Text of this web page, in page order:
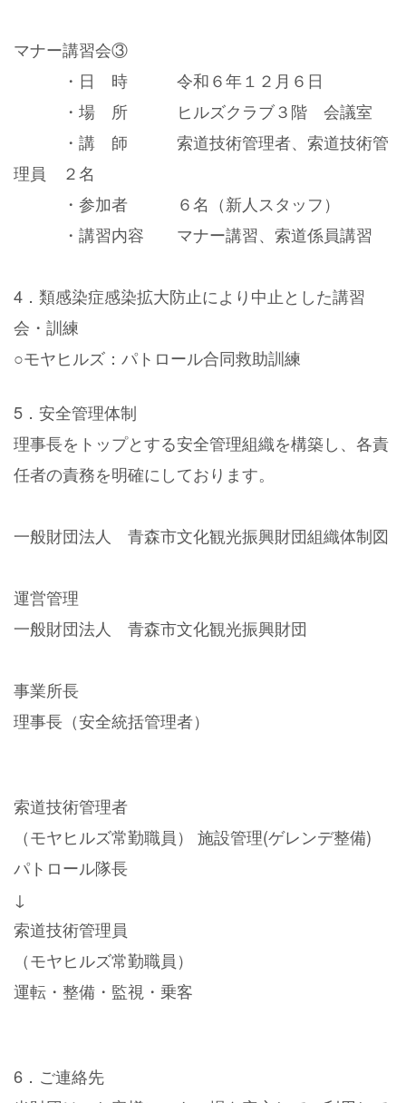
マナー講習会③
・日 時 令和６年１２月６日
・場 所 ヒルズクラブ３階 会議室
・講 師 索道技術管理者、索道技術管
理員 ２名
・参加者 ６名（新人スタッフ）
・講習内容 マナー講習、索道係員講習
4．類感染症感染拡大防止により中止とした講習
会・訓練
○モヤヒルズ：パトロール合同救助訓練
5．安全管理体制
理事長をトップとする安全管理組織を構築し、各責
任者の責務を明確にしております。
一般財団法人 青森市文化観光振興財団組織体制図
運営管理
一般財団法人 青森市文化観光振興財団
事業所長
理事長（安全統括管理者）
索道技術管理者
（モヤヒルズ常勤職員） 施設管理(ゲレンデ整備)
パトロール隊長
↓
索道技術管理員
（モヤヒルズ常勤職員）
運転・整備・監視・乗客
6．ご連絡先